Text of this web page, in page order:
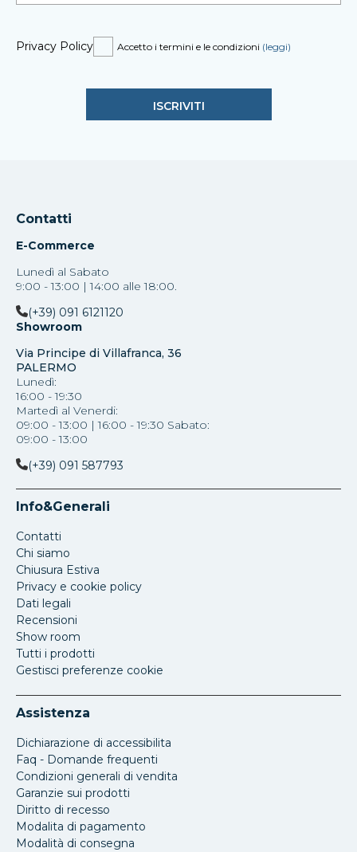
Privacy Policy Accetto i termini e le condizioni (leggi)
Contatti
E-Commerce
Lunedì al Sabato
9:00 - 13:00 | 14:00 alle 18:00.
(+39) 091 6121120
Showroom
Via Principe di Villafranca, 36
PALERMO
Lunedì:
16:00 - 19:30
Martedì al Venerdi:
09:00 - 13:00 | 16:00 - 19:30 Sabato:
09:00 - 13:00
(+39) 091 587793
Info&Generali
Contatti
Chi siamo
Chiusura Estiva
Privacy e cookie policy
Dati legali
Recensioni
Show room
Tutti i prodotti
Gestisci preferenze cookie
Assistenza
Dichiarazione di accessibilita
Faq - Domande frequenti
Condizioni generali di vendita
Garanzie sui prodotti
Diritto di recesso
Modalita di pagamento
Modalità di consegna